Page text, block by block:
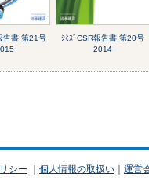
告書 第21号
ｼﾐｽﾞCSR報告書 第20号
2014
シー ｜ 個人情報の取扱い ｜ 運営